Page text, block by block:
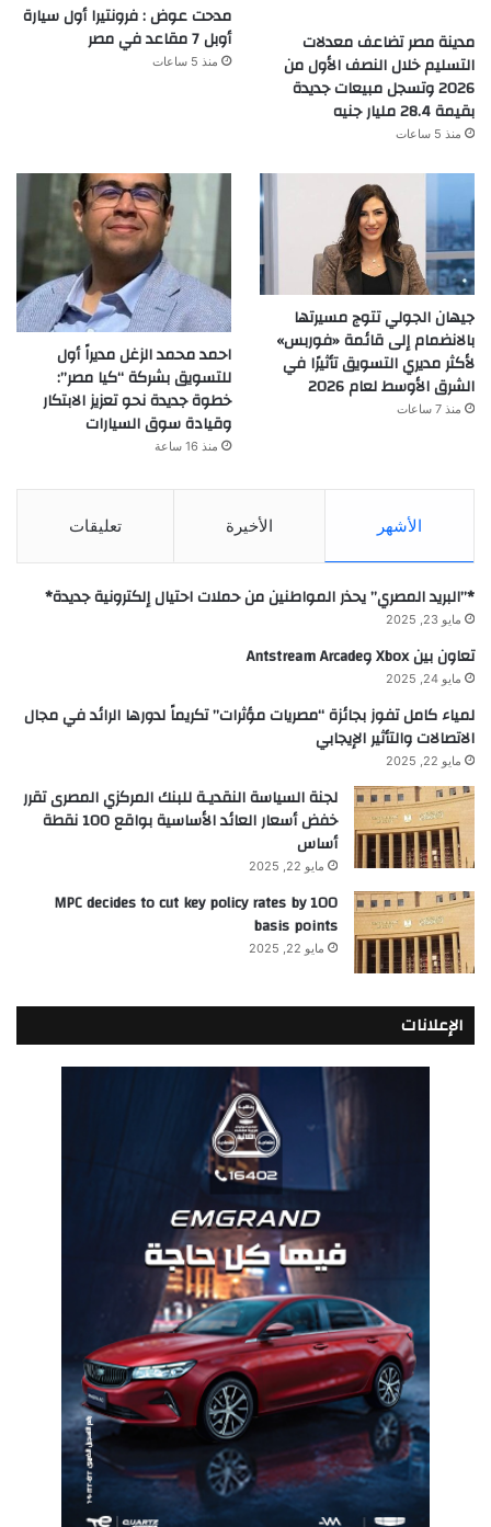
مدينة مصر تضاعف معدلات
التسليم خلال النصف الأول من
2026 وتسجل مبيعات جديدة
بقيمة 28.4 مليار جنيه
منذ 5 ساعات
مدحت عوض : فرونتيرا أول سيارة
أوبل 7 مقاعد في مصر
منذ 5 ساعات
جيهان الجولي تتوج مسيرتها
بالانضمام إلى قائمة «فوربس»
لأكثر مديري التسويق تأثيرًا في
الشرق الأوسط لعام 2026
منذ 7 ساعات
احمد محمد الزغل مديراً أول
للتسويق بشركة “كيا مصر”:
خطوة جديدة نحو تعزيز الابتكار
وقيادة سوق السيارات
منذ 16 ساعة
الأشهر الأخيرة تعليقات
*”البريد المصري” يحذر المواطنين من حملات احتيال إلكترونية جديدة*
مايو 23, 2025
تعاون بين Xbox وAntstream Arcade
مايو 24, 2025
لمياء كامل تفوز بجائزة “مصريات مؤثرات” تكريماً لدورها الرائد في مجال
الاتصالات والتأثير الإيجابي
مايو 22, 2025
لجنة السياسة النقديـة للبنك المركزي المصرى تقرر
خفض أسعار العائد الأساسية بواقع 100 نقطة
أساس
مايو 22, 2025
MPC decides to cut key policy rates by 100
basis points
مايو 22, 2025
الإعلانات